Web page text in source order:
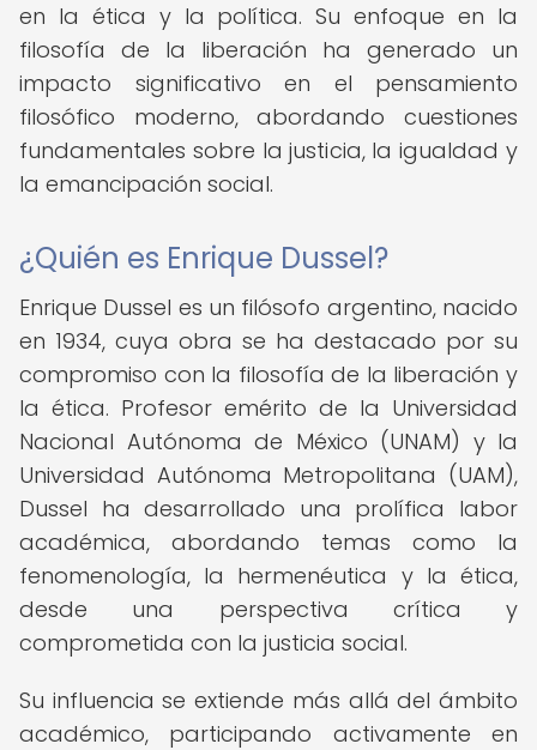
en la ética y la política. Su enfoque en la
filosofía de la liberación ha generado un
impacto significativo en el pensamiento
filosófico moderno, abordando cuestiones
fundamentales sobre la justicia, la igualdad y
la emancipación social.
¿Quién es Enrique Dussel?
Enrique Dussel es un filósofo argentino, nacido
en 1934, cuya obra se ha destacado por su
compromiso con la filosofía de la liberación y
la ética. Profesor emérito de la Universidad
Nacional Autónoma de México (UNAM) y la
Universidad Autónoma Metropolitana (UAM),
Dussel ha desarrollado una prolífica labor
académica, abordando temas como la
fenomenología, la hermenéutica y la ética,
desde una perspectiva crítica y
comprometida con la justicia social.
Su influencia se extiende más allá del ámbito
académico, participando activamente en